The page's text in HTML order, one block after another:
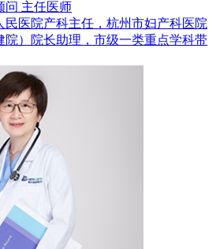
问 主任医师
民医院产科主任，杭州市妇产科医院
院）院长助理，市级一类重点学科带